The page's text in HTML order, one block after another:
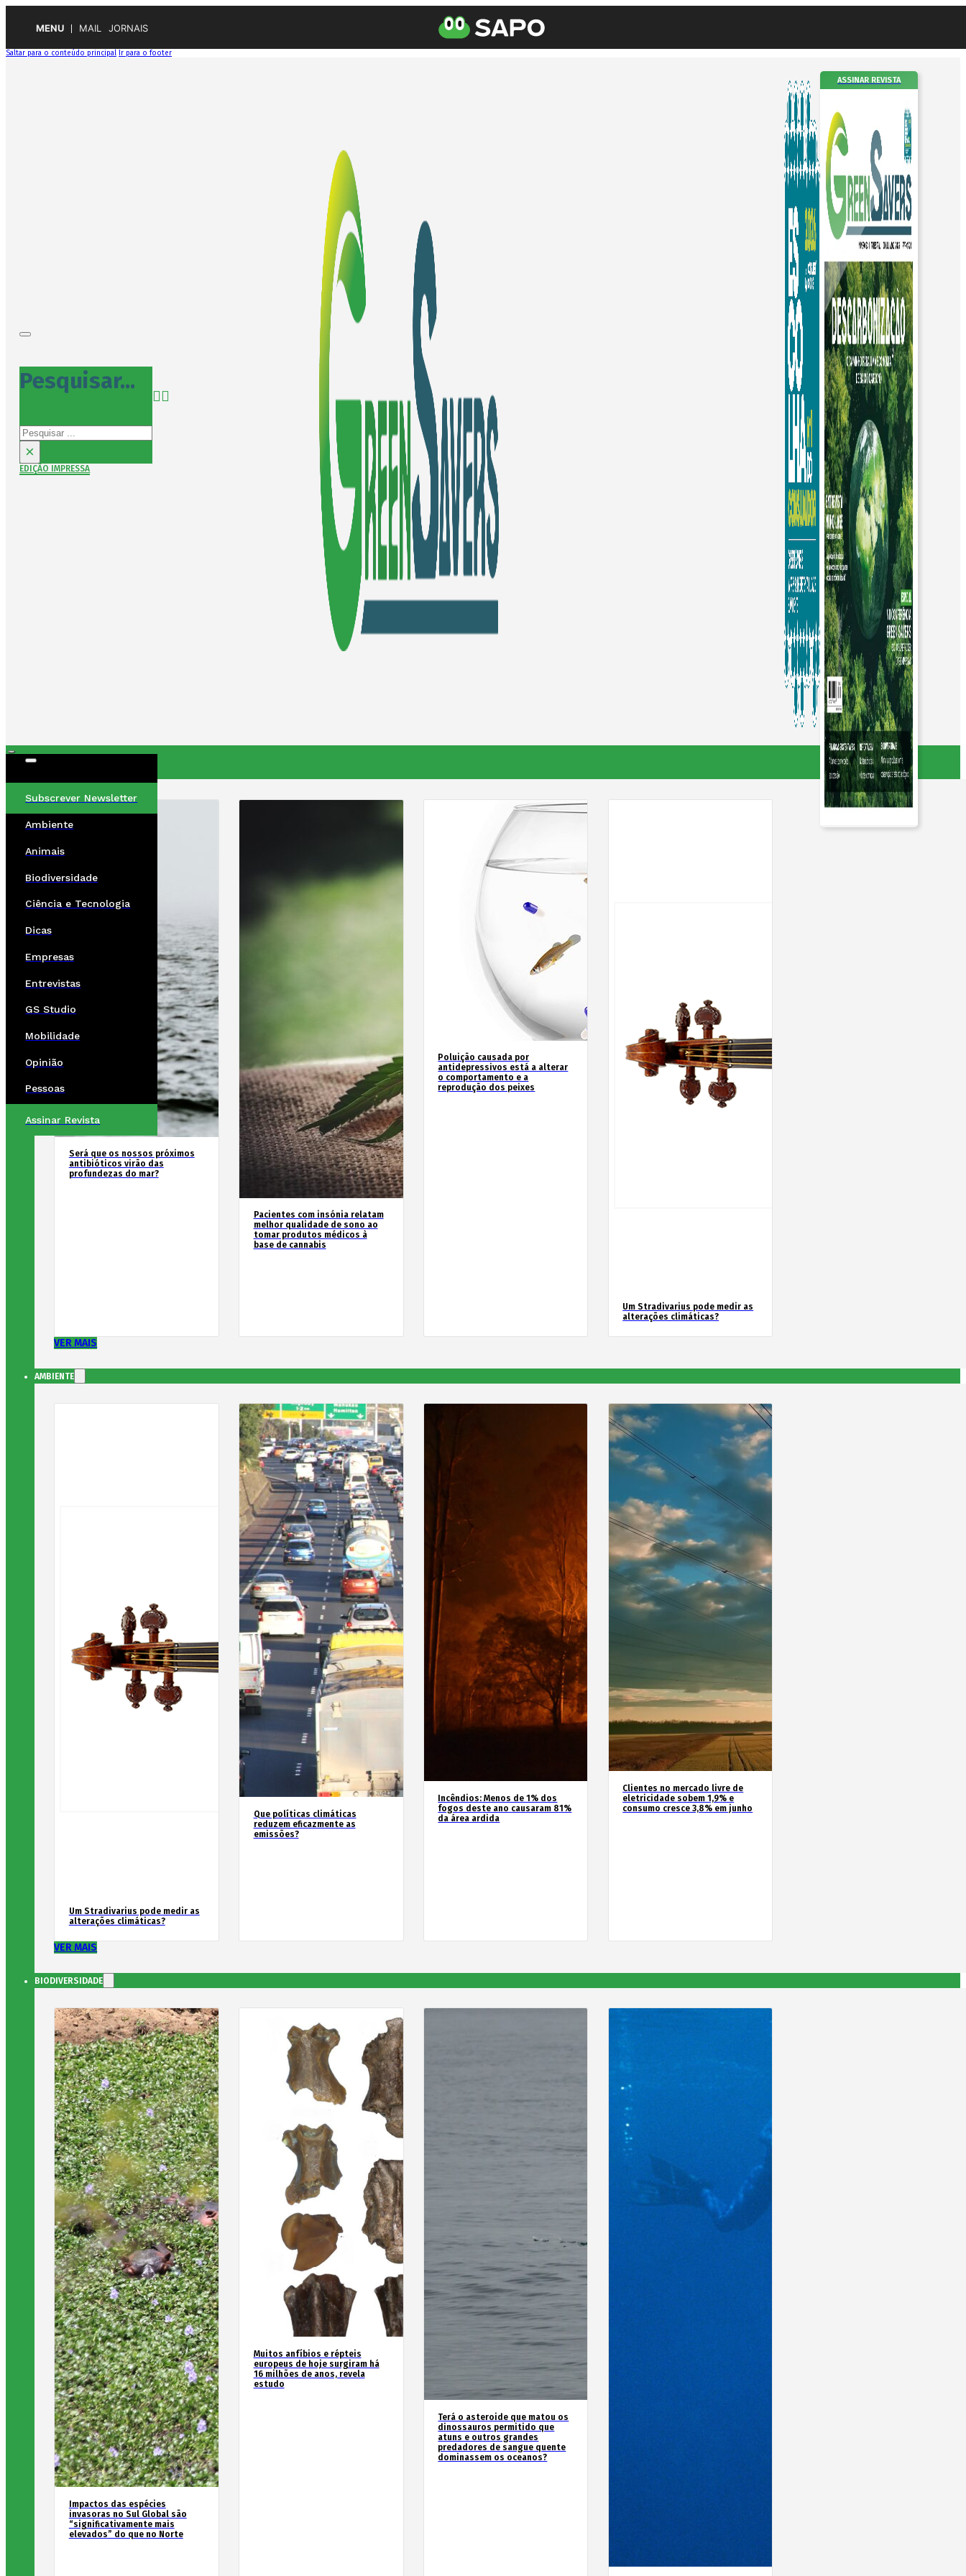
MENU MAIL JORNAIS
Saltar para o conteúdo principal Ir para o footer
Pesquisar...
Pesquisar
×
EDIÇÃO IMPRESSA
ASSINAR REVISTA
Subscrever Newsletter
Ambiente
Animais
Biodiversidade
Ciência e Tecnologia
Dicas
Empresas
Entrevistas
GS Studio
Mobilidade
Opinião
Pessoas
Assinar Revista
Será que os nossos próximos
antibióticos virão das
profundezas do mar?
Pacientes com insónia relatam
melhor qualidade de sono ao
tomar produtos médicos à
base de cannabis
Poluição causada por
antidepressivos está a alterar
o comportamento e a
reprodução dos peixes
Um Stradivarius pode medir as
alterações climáticas?
VER MAIS
AMBIENTE
Um Stradivarius pode medir as
alterações climáticas?
Que políticas climáticas
reduzem eficazmente as
emissões?
Incêndios: Menos de 1% dos
fogos deste ano causaram 81%
da área ardida
Clientes no mercado livre de
eletricidade sobem 1,9% e
consumo cresce 3,8% em junho
VER MAIS
BIODIVERSIDADE
Impactos das espécies
invasoras no Sul Global são
“significativamente mais
elevados” do que no Norte
Muitos anfíbios e répteis
europeus de hoje surgiram há
16 milhões de anos, revela
estudo
Terá o asteroide que matou os
dinossauros permitido que
atuns e outros grandes
predadores de sangue quente
dominassem os oceanos?